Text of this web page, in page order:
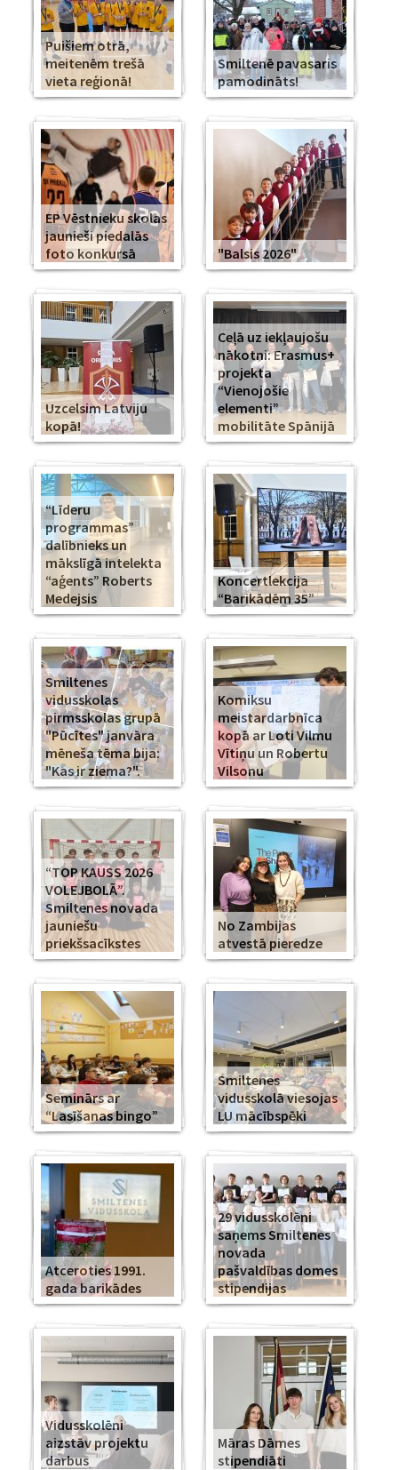
Puišiem otrā,
meitenēm trešā
vieta reģionā!
Smiltenē pavasaris
pamodināts!
EP Vēstnieku skolas
jaunieši piedalās
foto konkursā
"Balsis 2026"
Uzcelsim Latviju
kopā!
Ceļā uz iekļaujošu
nākotni: Erasmus+
projekta
“Vienojošie
elementi”
mobilitāte Spānijā
“Līderu
programmas”
dalībnieks un
mākslīgā intelekta
“aģents” Roberts
Medejsis
Koncertlekcija
“Barikādēm 35”
Smiltenes
vidusskolas
pirmsskolas grupā
"Pūcītes" janvāra
mēneša tēma bija:
"Kas ir ziema?".
Komiksu
meistardarbnīca
kopā ar Loti Vilmu
Vītiņu un Robertu
Vilsonu
“TOP KAUSS 2026
VOLEJBOLĀ”.
Smiltenes novada
jauniešu
priekšsacīkstes
No Zambijas
atvestā pieredze
Seminārs ar
“Lasīšanas bingo”
Smiltenes
vidusskolā viesojas
LU mācībspēki
Atceroties 1991.
gada barikādes
29 vidusskolēni
saņems Smiltenes
novada
pašvaldības domes
stipendijas
Vidusskolēni
aizstāv projektu
darbus
Māras Dāmes
stipendiāti